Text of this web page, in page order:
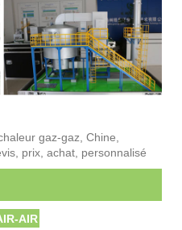
gaz-gaz, Chine,
prix, achat, personnalisé
AIR